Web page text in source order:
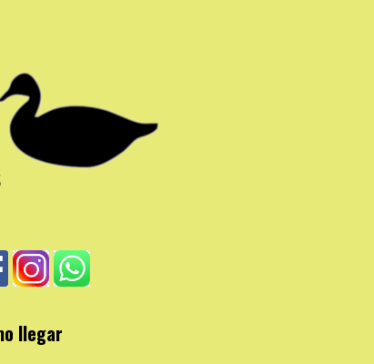
llegar